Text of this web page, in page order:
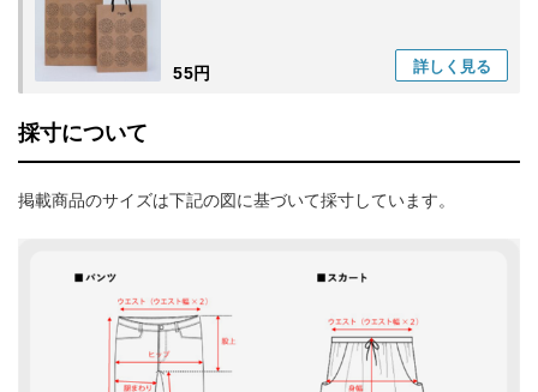
55円 詳しく 見る
採寸について
掲載商品のサイズは下記の図に基づいて採寸しています。